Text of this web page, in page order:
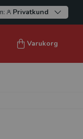
Privatkund
Varukorg